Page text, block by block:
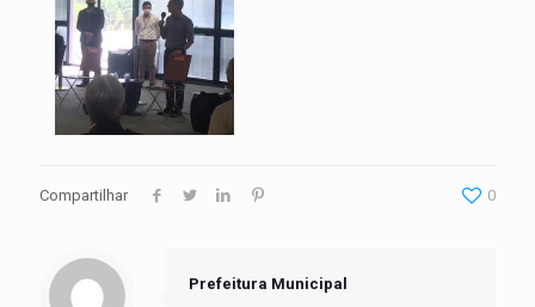
Compartilhar 0
Prefeitura Municipal